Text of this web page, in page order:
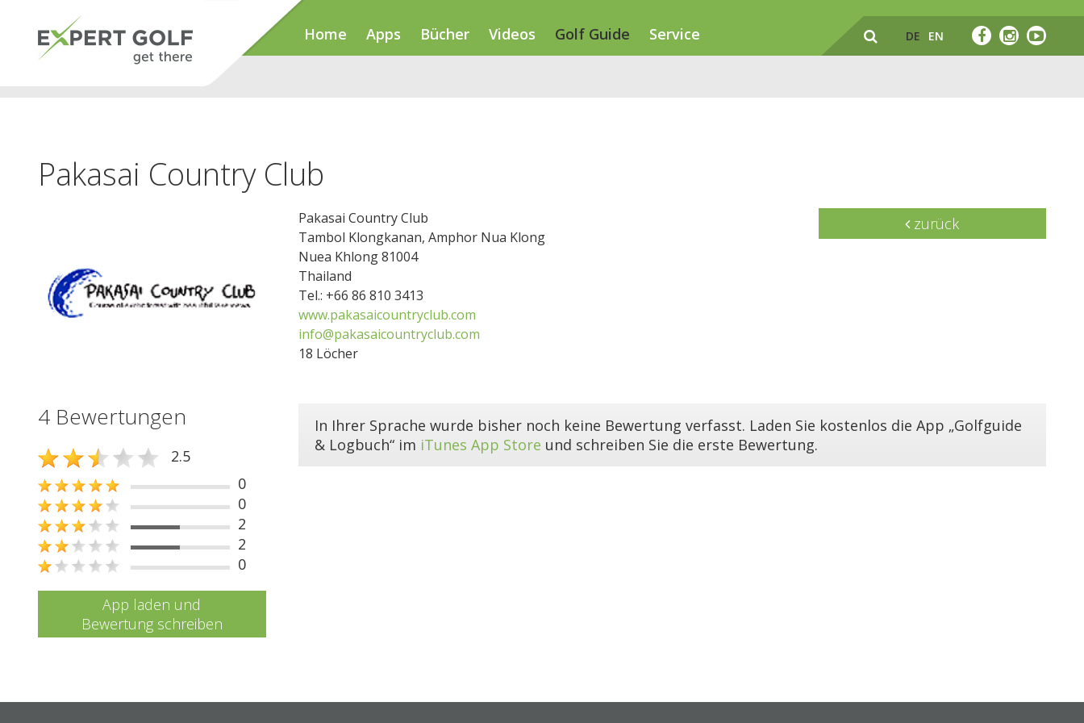
Home Apps Bücher Videos Golf Guide Service DE EN
Pakasai Country Club
Pakasai Country Club
Tambol Klongkanan, Amphor Nua Klong
Nuea Khlong 81004
Thailand
Tel.: +66 86 810 3413
www.pakasaicountryclub.com
info@pakasaicountryclub.com
18 Löcher
zurück
4 Bewertungen
2.5
0
0
2
2
0
App laden und
Bewertung schreiben
In Ihrer Sprache wurde bisher noch keine Bewertung verfasst. Laden Sie kostenlos die App „Golfguide
& Logbuch“ im iTunes App Store und schreiben Sie die erste Bewertung.